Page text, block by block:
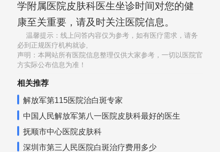
学附属医院皮肤科医生坐诊时间对您的健
康至关重要，请及时关注医院信息。
温馨提示：线上问答内容仅为参考，如有医疗需求，请务
必到正规医疗机构就诊,
声明：本网站所有医院信息整理仅供大家参考，一切以医院官
方实际公布信息为准！
相关推荐
解放军第115医院治白斑专家
中国人民解放军第八一医院皮肤科最好的医生
抚顺市中心医院皮肤科
深圳市第三人民医院白斑治疗费用多少